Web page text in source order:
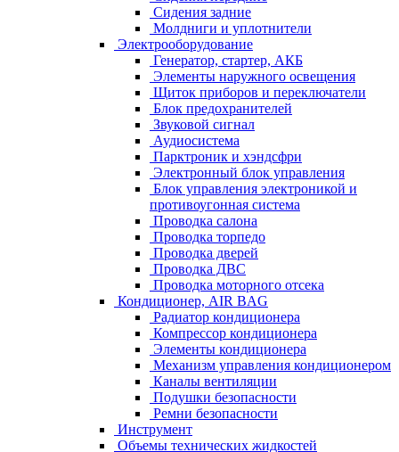
Сидения задние
Молдниги и уплотнители
Электрооборудование
Генератор, стартер, АКБ
Элементы наружного освещения
Щиток приборов и переключатели
Блок предохранителей
Звуковой сигнал
Аудиосистема
Парктроник и хэндсфри
Электронный блок управления
Блок управления электроникой и
противоугонная система
Проводка салона
Проводка торпедо
Проводка дверей
Проводка ДВС
Проводка моторного отсека
Кондиционер, AIR BAG
Радиатор кондиционера
Компрессор кондиционера
Элементы кондиционера
Механизм управления кондиционером
Каналы вентиляции
Подушки безопасности
Ремни безопасности
Инструмент
Объемы технических жидкостей